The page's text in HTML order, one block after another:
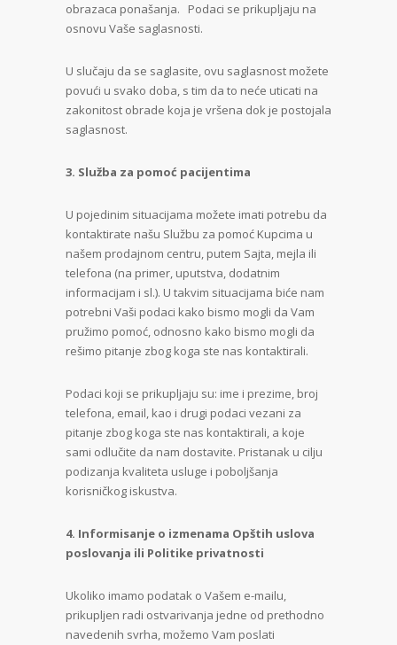
obrazaca ponašanja. Podaci se prikupljaju na
osnovu Vaše saglasnosti.
U slučaju da se saglasite, ovu saglasnost možete
povući u svako doba, s tim da to neće uticati na
zakonitost obrade koja je vršena dok je postojala
saglasnost.
3. Služba za pomoć pacijentima
U pojedinim situacijama možete imati potrebu da
kontaktirate našu Službu za pomoć Kupcima u
našem prodajnom centru, putem Sajta, mejla ili
telefona (na primer, uputstva, dodatnim
informacijam i sl.). U takvim situacijama biće nam
potrebni Vaši podaci kako bismo mogli da Vam
pružimo pomoć, odnosno kako bismo mogli da
rešimo pitanje zbog koga ste nas kontaktirali.
Podaci koji se prikupljaju su: ime i prezime, broj
telefona, email, kao i drugi podaci vezani za
pitanje zbog koga ste nas kontaktirali, a koje
sami odlučite da nam dostavite. Pristanak u cilju
podizanja kvaliteta usluge i poboljšanja
korisničkog iskustva.
4. Informisanje o izmenama Opštih uslova
poslovanja ili Politike privatnosti
Ukoliko imamo podatak o Vašem e-mailu,
prikupljen radi ostvarivanja jedne od prethodno
navedenih svrha, možemo Vam poslati